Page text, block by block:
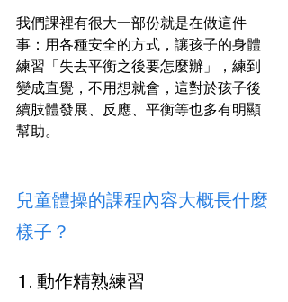
我們課裡有很大一部份就是在做這件
事：用各種安全的方式，讓孩子的身體
練習「失去平衡之後要怎麼辦」，練到
變成直覺，不用想就會，這對於孩子後
續肢體發展、反應、平衡等也多有明顯
幫助。
兒童體操的課程內容大概長什麼
樣子？
1. 動作精熟練習